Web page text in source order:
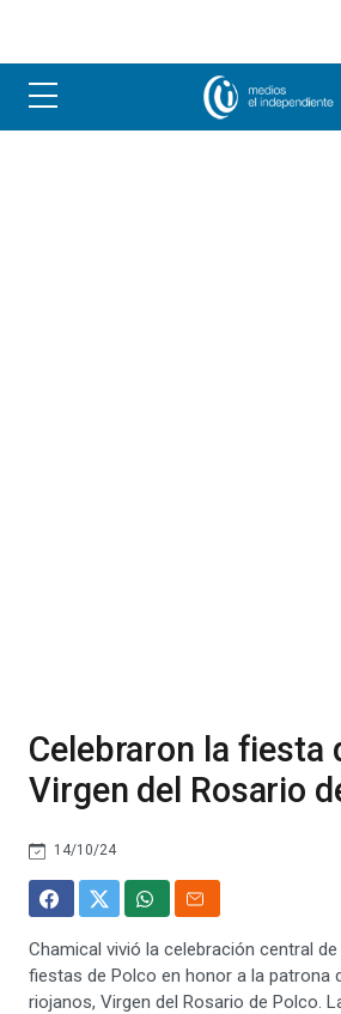
Celebraron la fiesta
Virgen del Rosario
14/10/24
Chamical vivió la celebración central
fiestas de Polco en honor a la patrona
riojanos, Virgen del Rosario de Polco.